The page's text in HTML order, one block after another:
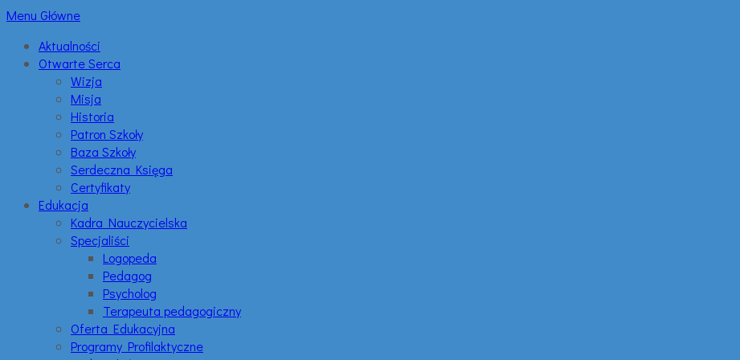
Menu Główne
Aktualności
Otwarte Serca
Wizja
Misja
Historia
Patron Szkoły
Baza Szkoły
Serdeczna Księga
Certyfikaty
Edukacja
Kadra Nauczycielska
Specjaliści
Logopeda
Pedagog
Psycholog
Terapeuta pedagogiczny
Oferta Edukacyjna
Programy Profilaktyczne